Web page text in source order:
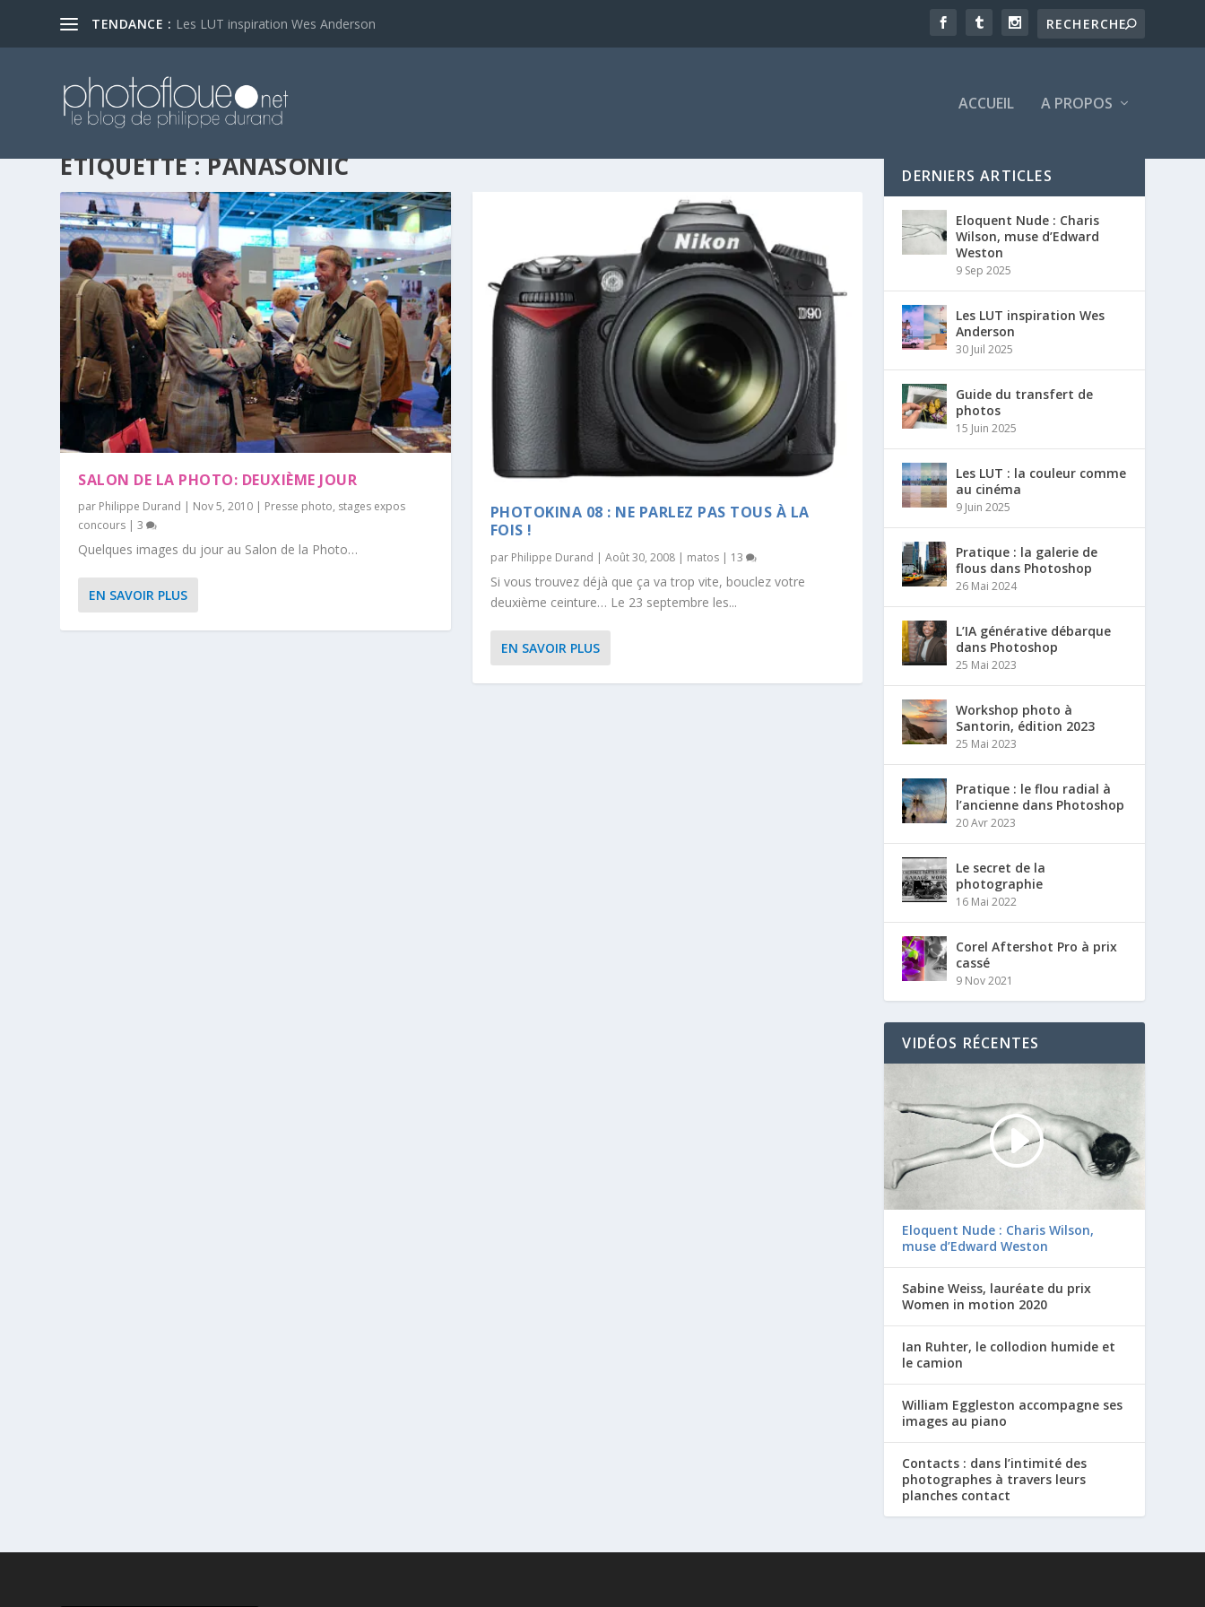
TENDANCE : Les LUT inspiration Wes Anderson
ACCUEIL A PROPOS
ÉTIQUETTE :PANASONIC
SALON DE LA PHOTO: DEUXIÈME JOUR
par Philippe Durand | Nov 5, 2010 | Presse photo, stages expos
concours |3
Quelques images du jour au Salon de la Photo…
EN SAVOIR PLUS
PHOTOKINA 08 : NE PARLEZ PAS TOUS À LA
FOIS !
par Philippe Durand | Août 30, 2008| matos| 13
Si vous trouvez déjà que ça va trop vite, bouclez votre
deuxième ceinture… Le 23 septembre les...
EN SAVOIR PLUS
DERNIERS ARTICLES
Eloquent Nude : Charis
Wilson, muse d’Edward
Weston
9 Sep 2025
Les LUT inspiration Wes
Anderson
30 Juil 2025
Guide du transfert de
photos
15 Juin 2025
Les LUT : la couleur comme
au cinéma
9 Juin 2025
Pratique : la galerie de
flous dans Photoshop
26 Mai 2024
L’IA générative débarque
dans Photoshop
25 Mai 2023
Workshop photo à
Santorin, édition 2023
25 Mai 2023
Pratique : le flou radial à
l’ancienne dans Photoshop
20 Avr 2023
Le secret de la
photographie
16 Mai 2022
Corel Aftershot Pro à prix
cassé
9 Nov 2021
VIDÉOS RÉCENTES
Eloquent Nude : Charis Wilson,
muse d’Edward Weston
Sabine Weiss, lauréate du prix
Women in motion 2020
Ian Ruhter, le collodion humide et
le camion
William Eggleston accompagne ses
images au piano
Contacts : dans l’intimité des
photographes à travers leurs
planches contact